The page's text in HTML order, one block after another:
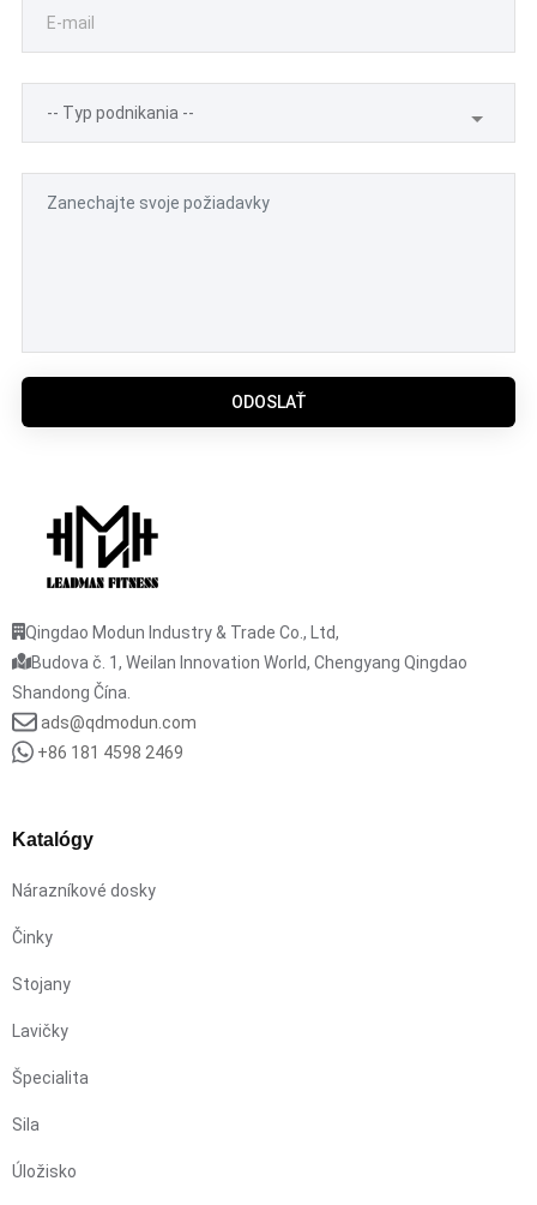
ODOSLAŤ
Qingdao Modun Industry & Trade Co., Ltd,
Budova č. 1, Weilan Innovation World, Chengyang Qingdao
Shandong Čína.
ads@qdmodun.com
+86 181 4598 2469
Katalógy
Nárazníkové dosky
Činky
Stojany
Lavičky
Špecialita
Sila
Úložisko